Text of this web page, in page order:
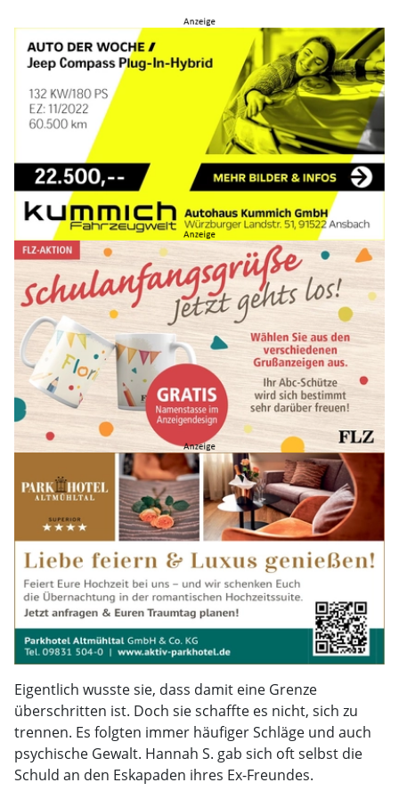
Eigentlich wusste sie, dass damit eine Grenze
überschritten ist. Doch sie schaffte es nicht, sich zu
trennen. Es folgten immer häufiger Schläge und auch
psychische Gewalt. Hannah S. gab sich oft selbst die
Schuld an den Eskapaden ihres Ex-Freundes.